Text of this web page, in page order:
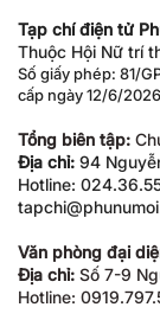
Tạp chí điện tử
Thuộc Hội Nữ trí
Số giấy phép: 81/
cấp ngày 12/6/
Tổng biên tập:
Địa chỉ: 94
Hotline:
Văn phòng đại
Địa chỉ: Số 7-9
Hotline: